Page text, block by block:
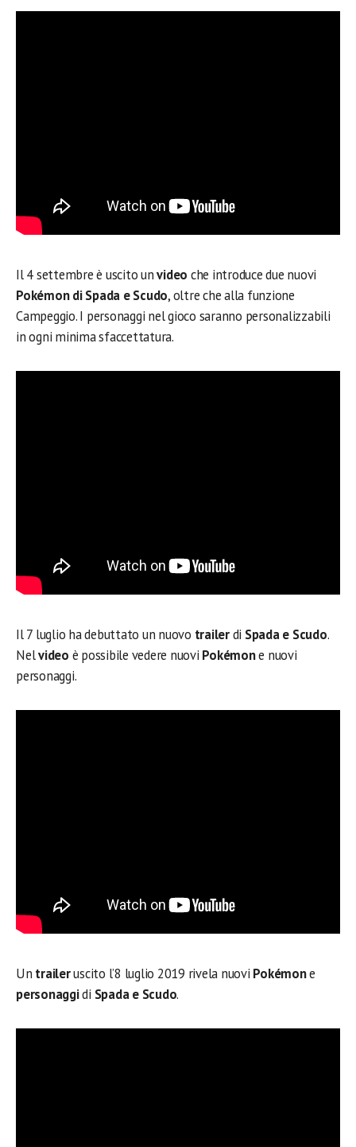
Il 4 settembre è uscito unvideo che introduce due nuovi
Pokémon di Spada e Scudo, oltre che alla funzione
Campeggio. I personaggi nel gioco saranno personalizzabili
in ogni minima sfaccettatura.
Il 7 luglio ha debuttato un nuovo trailerdi Spada e Scudo.
Nelvideo è possibile vedere nuovi Pokémone nuovi
personaggi.
Un traileruscito l’8 luglio 2019 rivela nuovi Pokémone
personaggidi Spada e Scudo.